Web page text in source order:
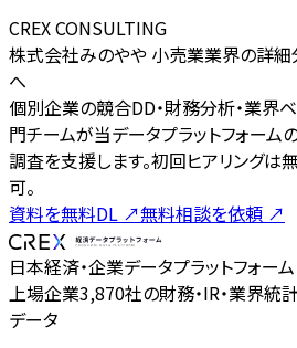
CREX CONSULTING
株式会社みのやや 小売業業界の詳細
へ
個別企業の競合DD・財務分析・業界
門チームが当データプラットフォーム
調査を支援します。初回ヒアリングは
可。
資料を無料DL ↗無料相談を依頼 ↗
日本経済・企業データプラットフォーム
上場企業3,870社の財務・IR・業界統
データ